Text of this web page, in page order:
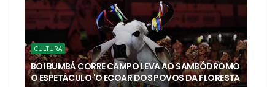
CULTURA
BOI BUMBÁ CORRE CAMPO LEVA AO SAMBÓDROMO
O ESPETÁCULO 'O ECOAR DOS POVOS DA FLORESTA